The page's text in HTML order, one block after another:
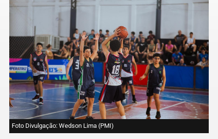
Foto Divulgação: Wedson Lima (PMI)